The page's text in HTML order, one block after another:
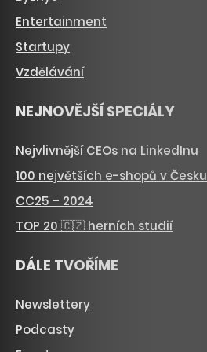
Entertainment
Startupy
Vzdělávání
NEJNOVĚJŠÍ SPECIÁLY
Nejvlivnější CEOs na LinkedInu
100 největších e-shopů v Česku
CC25 – 2024
TOP 20 🇨🇿 herních studií
DÁLE TVOŘÍME
Newslettery
Podcasty